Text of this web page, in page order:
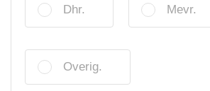
Dhr. Mevr.
Overig.